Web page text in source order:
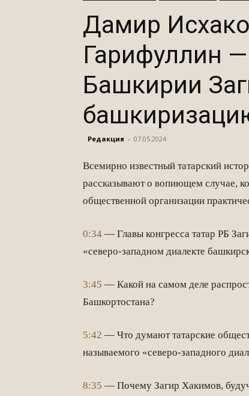
Дамир
Гарифуллин
Башкирии
Редакция - 07.05.2024
Всемирно известный татарский
рассказывают о вопиющем случае,
общественной организации
0:34 — Главы конгресса татар РБ
«северо-западном диалекте
3:45 — Какой на самом деле
Башкортостана?
5:42 — Что думают татарские
называемого «северо-западного
8:35 — Почему Загир Хакимов,